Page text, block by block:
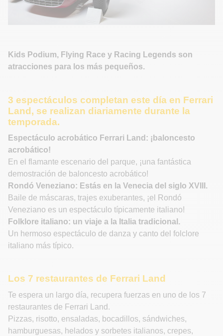
Kids Podium, Flying Race y Racing Legends son
atracciones para los más pequeños.
3 espectáculos completan este día en Ferrari
Land, se realizan diariamente durante la
temporada.
Espectáculo acrobático Ferrari Land: ¡baloncesto
acrobático!
En el flamante escenario del parque, ¡una fantástica
demostración de baloncesto acrobático!
Rondó Veneziano: Estás en la Venecia del siglo XVIII.
Baile de máscaras, trajes exuberantes, ¡el Rondó
Veneziano es un espectáculo típicamente italiano!
Folklore italiano: un viaje a la Italia tradicional.
Un hermoso espectáculo de danza y canto del folclore
italiano más típico.
Los 7 restaurantes de Ferrari Land
Te espera un largo día, recupera fuerzas en uno de los 7
restaurantes de Ferrari Land.
Pizzas, risotto, ensaladas, bocadillos, sándwiches,
hamburguesas, helados y sorbetes italianos, crepes,